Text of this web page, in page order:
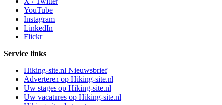
YouTube
Instagram
LinkedIn
Flickr
Service links
Hiking-site.nl Nieuwsbrief
Adverteren op Hiking-site.nl
Uw stages op Hiking-site.nl
Uw vacatures op Hiking-site.nl